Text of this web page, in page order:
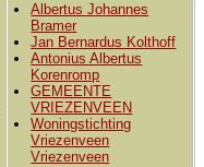
Albertus Johannes
Bramer
Jan Bernardus Kolthoff
Antonius Albertus
Korenromp
GEMEENTE
VRIEZENVEEN
Woningstichting
Vriezenveen
Vriezenveen